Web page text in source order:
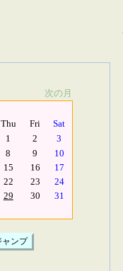
次の月
Thu Fri
Sat
1
2
3
8 9
10
15 16
17
22 23
24
29 30 31